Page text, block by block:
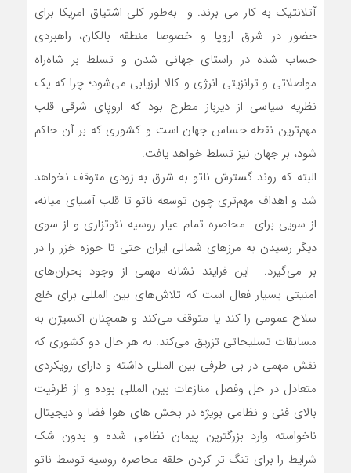
آتلانتیک به کار می برند. و به‌طور کلی اشتیاق امریکا برای
حضور در شرق اروپا و خصوصا منطقه بالکان، راهبردی
حساب شده در راستای جهانی شدن و تسلط بر شاه‌راه
مواصلاتی و ترانزیتی انرژی و کالا ارزیابی می‌شود؛ چرا که یک
نظریه سیاسی از دیرباز مطرح بود که اروپای شرقی قلب
مهم‌ترین نقطه حساس جهان است و کشوری که بر آن حاکم
شود، بر جهان نیز تسلط خواهد یافت.
البته که روند گسترش ناتو به شرق به زودی متوقف نخواهد
شد و اهداف مهم‌تری چون توسعه ناتو تا قلب آسیای میانه،
از سویی برای محاصره تمام عیار روسیه نئوتزاری و از سوی
دیگر رسیدن به مرزهای شمالی ایران حتی تا حوزه خزر را در
بر می‌گیرد. این فرایند نشانه مهمی از وجود بحران‌های
امنیتی بسیار فعال است که تلاش‌های بین المللی برای خلع
سلاح عمومی را کند یا متوقف می‌کند و همچنان اکسیژن به
مسابقات تسلیحاتی تزریق می‌کند. به هر حال دو کشوری که
نقش مهمی در بی طرفی بین المللی داشته و دارای رویکردی
متعادل در حل وفصل منازعات بین المللی بوده و از ظرفیت
بالای فنی و نظامی بویژه در بخش های هوا فضا و دیجیتال
ناخواسته وارد بزرگترین پیمان نظامی شده و بدون شک
شرایط را برای تنگ تر کردن حلقه محاصره روسیه توسط ناتو